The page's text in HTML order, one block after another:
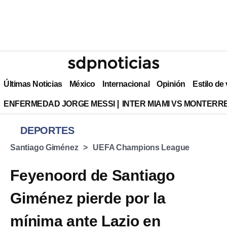
Últimas Noticias México Internacional Opinión Estilo de
ENFERMEDAD JORGE MESSI INTER MIAMI VS
DEPORTES
Santiago Giménez UEFA Champions League
Feyenoord de Santiago
Giménez pierde por la
mínima ante Lazio en